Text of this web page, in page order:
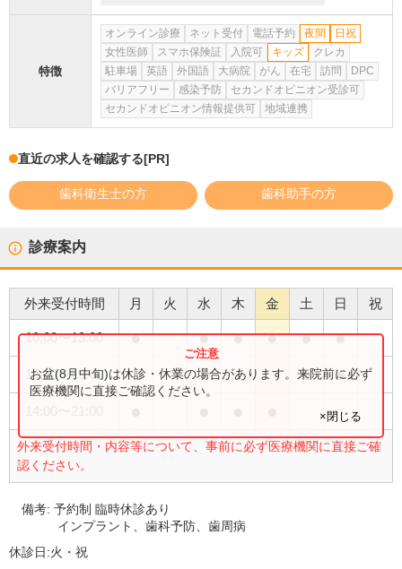
特徴
オンライン診療 ネット受付 電話予約 夜間
日祝
女性医師
スマホ保険証 入院可 キッズ
クレカ
駐車場
英語 外国語 大病院 がん 在宅 訪問
DPC
バリアフリー
感染予防
セカンドオピニオン受診可
セカンドオピニオン情報提供可
地域連携
直近の求人を確認する[PR]
歯科衛生士の方 歯科助手の方
診療案内
外来受付時間 月 火 水 木 金 土 日 祝
10:00〜13:00 ● ● ● ● ● ●
14:00〜19:00 ● ●
外来受付時間・内容等について、事前に必ず医療機関に直接ご確
認ください。
お盆(8月中旬)は休診・休業の場合があります。来院前に必ず
医療機関に直接ご確認ください。
×閉じる
備考:予約制 臨時休診あり
インプラント、歯科予防、歯周病
休診日:火・祝